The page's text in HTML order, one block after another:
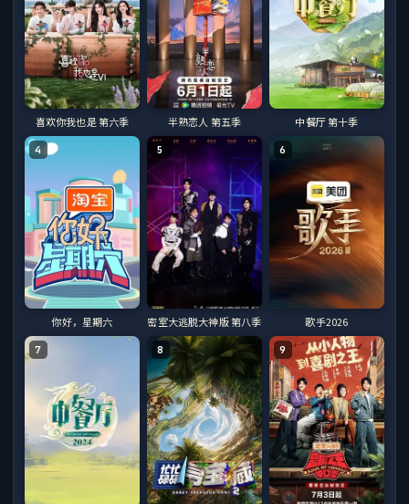
喜欢你我也是 第六季 半熟恋人 第五季 中餐厅 第十季
4
你好，星期六
5
密室大逃脱大神版 第八季
6
歌手2026
7 8 9